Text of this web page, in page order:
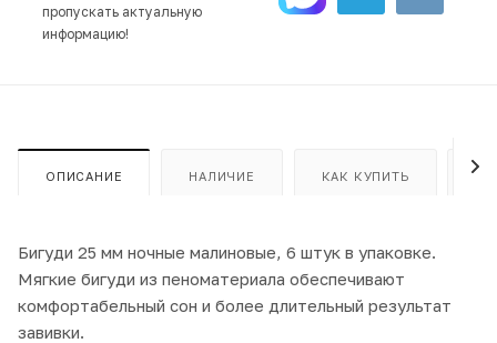
пропускать актуальную
информацию!
ОПИСАНИЕ НАЛИЧИЕ КАК КУПИТЬ
Бигуди 25 мм ночные малиновые, 6 штук в упаковке.
Мягкие бигуди из пеноматериала обеспечивают
комфортабельный сон и более длительный результат
завивки.